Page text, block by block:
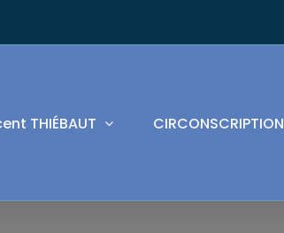
THIÉBAUT CIRCONSCRIPTION